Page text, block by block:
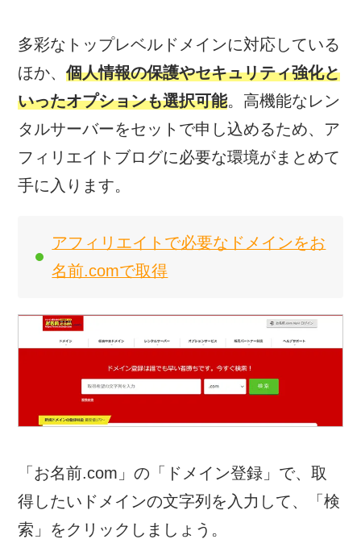
多彩なトップレベルドメインに対応している
ほか、個人情報の保護やセキュリティ強化と
いったオプションも選択可能。高機能なレン
タルサーバーをセットで申し込めるため、ア
フィリエイトブログに必要な環境がまとめて
手に入ります。
アフィリエイトで必要なドメインをお
名前.comで取得
「お名前.com」の「ドメイン登録」で、取
得したいドメインの文字列を入力して、「検
索」をクリックしましょう。